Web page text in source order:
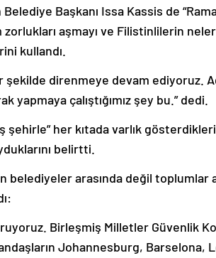
Başkanı Issa Kassis de
zorlukları aşmayı ve Filistinlilerin
kullandı.
şekilde direnmeye devam ediyoruz.
yapmaya çalıştığımız şey bu.” dedi.
şehirle” her kıtada varlık
belirtti.
belediyeler arasında değil toplumlar
Birleşmiş Milletler Güvenlik
Johannesburg, Barselona,